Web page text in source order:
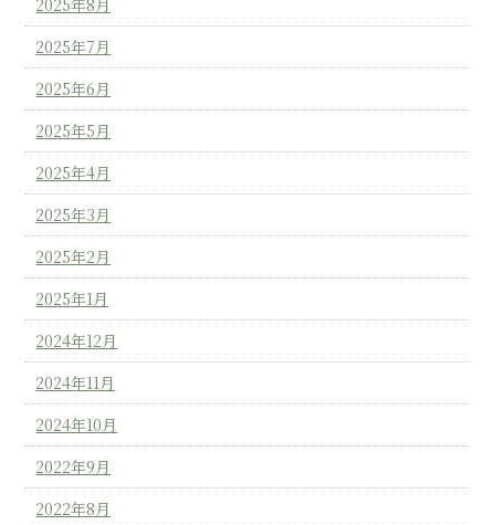
2025年7月
2025年6月
2025年5月
2025年4月
2025年3月
2025年2月
2025年1月
2024年12月
2024年11月
2024年10月
2022年9月
2022年8月